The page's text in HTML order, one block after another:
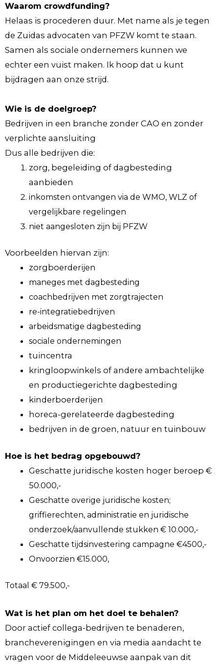
Waarom crowdfunding?
Helaas is procederen duur. Met name als je tegen
de Zuidas advocaten van PFZW komt te staan.
Samen als sociale ondernemers kunnen we
echter een vuist maken. Ik hoop dat u kunt
bijdragen aan onze strijd.
Wie is de doelgroep?
Bedrijven in een branche zonder CAO en zonder
verplichte aansluiting
Dus alle bedrijven die:
zorg, begeleiding of dagbesteding
aanbieden
inkomsten ontvangen via de WMO, WLZ of
vergelijkbare regelingen
niet aangesloten zijn bij PFZW
Voorbeelden hiervan zijn:
zorgboerderijen
maneges met dagbesteding
coachbedrijven met zorgtrajecten
re-integratiebedrijven
arbeidsmatige dagbesteding
sociale ondernemingen
tuincentra
kringloopwinkels of andere ambachtelijke
en productiegerichte dagbesteding
kinderboerderijen
horeca-gerelateerde dagbesteding
bedrijven in de groen, natuur en tuinbouw
Hoe is het bedrag opgebouwd?
Geschatte juridische kosten hoger beroep €
50.000,-
Geschatte overige juridische kosten;
griffierechten, administratie en juridische
onderzoek/aanvullende stukken € 10.000,-
Geschatte tijdsinvestering campagne €4500,-
Onvoorzien €15.000,
Totaal € 79.500,-
Wat is het plan om het doel te behalen?
Door actief collega-bedrijven te benaderen,
brancheverenigingen en via media aandacht te
vragen voor de Middeleeuwse aanpak van dit